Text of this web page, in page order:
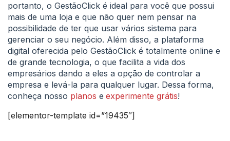
portanto, o GestãoClick é ideal para você que possui
mais de uma loja e que não quer nem pensar na
possibilidade de ter que usar vários sistema para
gerenciar o seu negócio. Além disso, a plataforma
digital oferecida pelo GestãoClick é totalmente online e
de grande tecnologia, o que facilita a vida dos
empresários dando a eles a opção de controlar a
empresa e levá-la para qualquer lugar. Dessa forma,
conheça nosso planos e experimente grátis!
[elementor-template id=”19435″]